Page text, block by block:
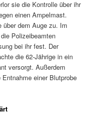
sie die Kontrolle über ihr
einen Ampelmast.
über dem Auge zu. Im
Polizeibeamten
bei ihr fest. Der
die 62-Jährige in ein
versorgt. Außerdem
einer Blutprobe